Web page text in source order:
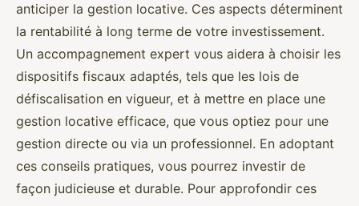
anticiper la gestion locative. Ces aspects déterminent
la rentabilité à long terme de votre investissement.
Un accompagnement expert vous aidera à choisir les
dispositifs fiscaux adaptés, tels que les lois de
défiscalisation en vigueur, et à mettre en place une
gestion locative efficace, que vous optiez pour une
gestion directe ou via un professionnel. En adoptant
ces conseils pratiques, vous pourrez investir de
façon judicieuse et durable. Pour approfondir ces